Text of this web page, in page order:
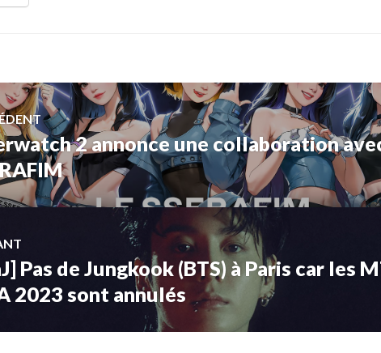
:
2 annonce une collaboration
Pas de Jungkook (BTS) à Paris car les
2023 sont annulés